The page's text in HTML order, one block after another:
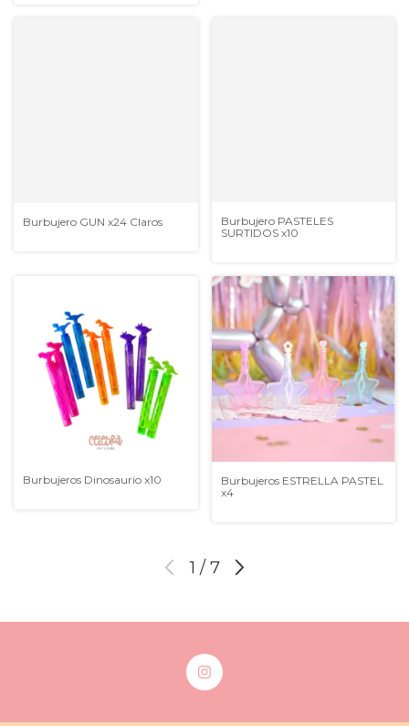
Burbujero GUN x24 Claros
Burbujero PASTELES
SURTIDOS x10
Burbujeros Dinosaurio x10
Burbujeros ESTRELLA PASTEL
x4
1 / 7